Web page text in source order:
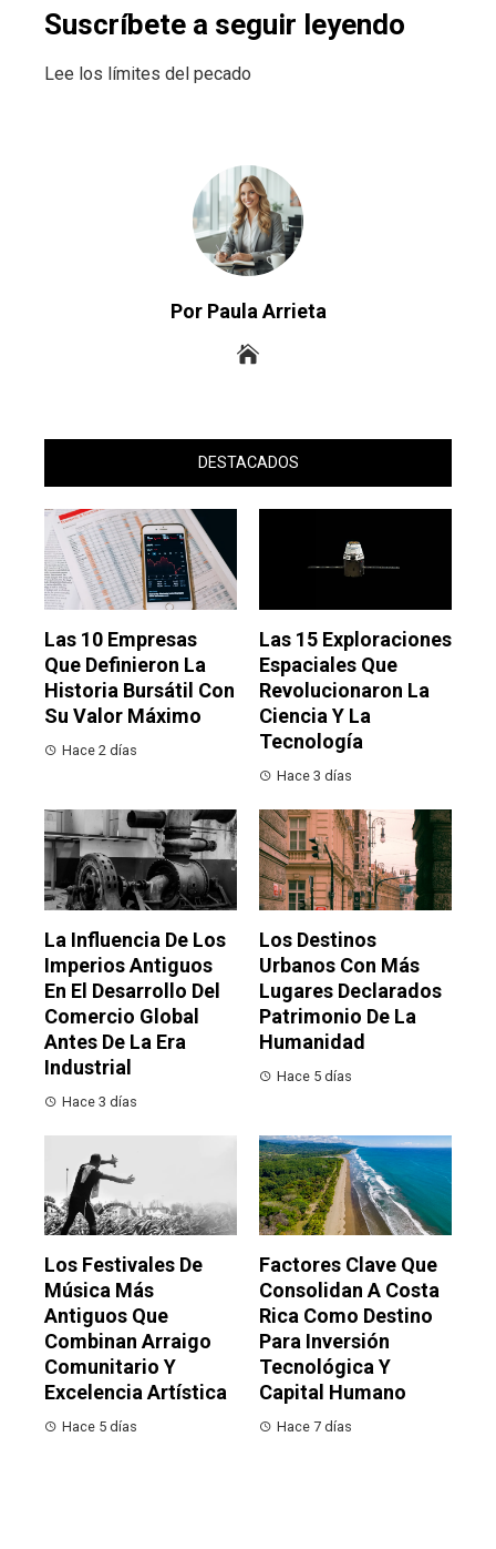
Suscríbete a seguir leyendo
Lee los límites del pecado
Por Paula Arrieta
DESTACADOS
Las 10 Empresas
Que Definieron La
Historia Bursátil Con
Su Valor Máximo
Hace 2 días
Las 15 Exploraciones
Espaciales Que
Revolucionaron La
Ciencia Y La
Tecnología
Hace 3 días
La Influencia De Los
Imperios Antiguos
En El Desarrollo Del
Comercio Global
Antes De La Era
Industrial
Hace 3 días
Los Destinos
Urbanos Con Más
Lugares Declarados
Patrimonio De La
Humanidad
Hace 5 días
Los Festivales De
Música Más
Antiguos Que
Combinan Arraigo
Comunitario Y
Excelencia Artística
Hace 5 días
Factores Clave Que
Consolidan A Costa
Rica Como Destino
Para Inversión
Tecnológica Y
Capital Humano
Hace 7 días